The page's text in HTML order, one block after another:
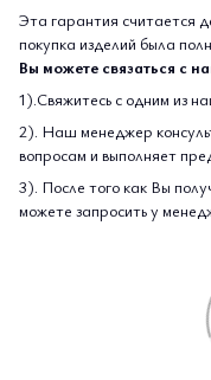
Эта гарантия считается
покупка изделий была
Вы можете связаться с
1).Свяжитесь с одним из
2). Наш менеджер
вопросам и выполняет
3). После того как Вы
можете запросить у